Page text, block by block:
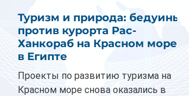
Туризм и природа: бедуины
против курорта Рас-
Ханкораб на Красном море
в Египте
Проекты по развитию туризма на
Красном море снова оказались в